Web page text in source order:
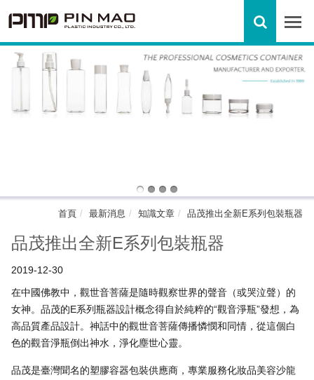
首頁 最新消息 知識文章 品茂推出全新E系列包裝瓶器
品茂推出全新E系列包裝瓶器
2019-12-30
在中國佛教中，觀世音菩薩是隨時觀察世界的聲音（或哭泣聲）的
女神。品茂的E系列瓶器設計概念得自於純粹的“觀音淨瓶”發想，為
高品質產品設計。神話中的觀世音菩薩傳播憐憫和同情，從這個白
色的觀音淨瓶倒出神水，淨化塵世心靈。
品茂是臺灣聞名的塑膠容器包裝供應商，專業服務化妝品美容沙龍